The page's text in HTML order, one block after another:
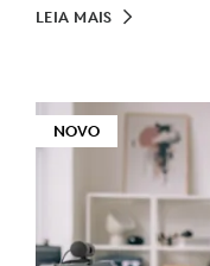
LEIA MAIS
NOVO